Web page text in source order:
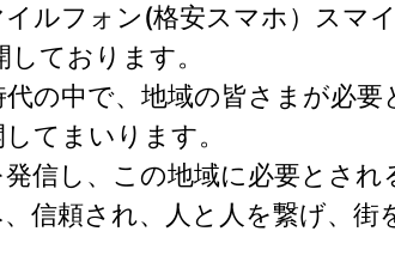
ルフォン(格安スマホ）スマ
ております。
の中で、地域の皆さまが必
てまいります。
信し、この地域に必要とさ
信頼され、人と人を繋げ、